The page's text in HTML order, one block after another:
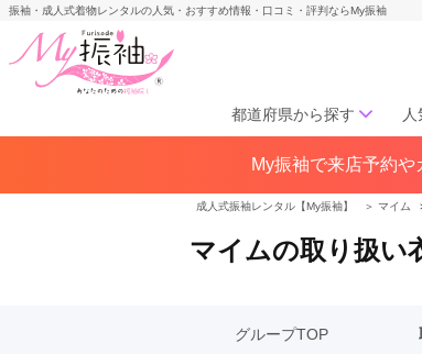
振袖・成人式着物レンタルの人気・おすすめ情報・口コミ・評判ならMy振袖
都道府県から探す
北海道／東北
北海道(141) 青森県
福島県(60)
愛知県(285)
静岡県
My振袖で来店予約
成人式振袖レンタル【My振袖】 ＞ マイム
マイムの取り扱い
グループTOP